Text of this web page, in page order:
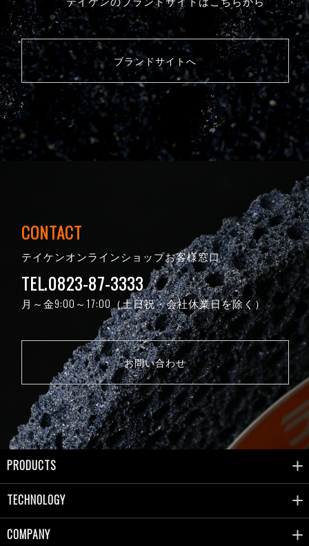
ブランドサイトへ
CONTACT
テイケンオンラインショップお客様窓口
TEL.0823-87-3333
月～金9:00～17:00（土日祝・会社休業日を除く）
お問い合わせ
PRODUCTS
TECHNOLOGY
COMPANY